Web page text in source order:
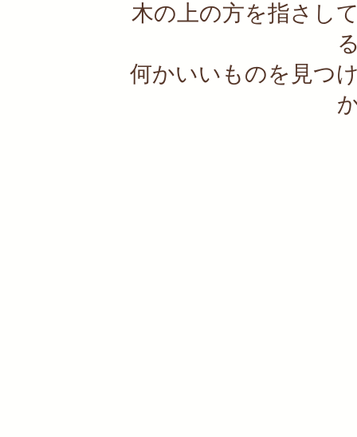
木の上の方を指さし
何かいいものを見つ